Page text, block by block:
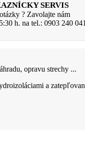
SERVIS
? Zavolajte nám
h. na tel.: 0903 240
opravu strechy ...
a